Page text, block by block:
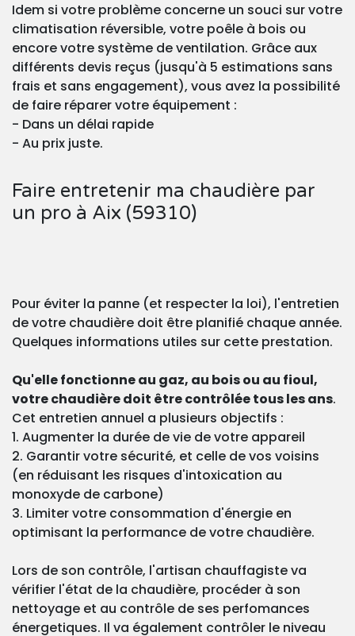
Idem si votre problème concerne un souci sur votre
climatisation réversible, votre poêle à bois ou
encore votre système de ventilation. Grâce aux
différents devis reçus (jusqu'à 5 estimations sans
frais et sans engagement), vous avez la possibilité
de faire réparer votre équipement :
- Dans un délai rapide
- Au prix juste.
Faire entretenir ma chaudière par
un pro à Aix (59310)
Pour éviter la panne (et respecter la loi), l'entretien
de votre chaudière doit être planifié chaque année.
Quelques informations utiles sur cette prestation.
Qu'elle fonctionne au gaz, au bois ou au fioul,
votre chaudière doit être contrôlée tous les ans.
Cet entretien annuel a plusieurs objectifs :
1. Augmenter la durée de vie de votre appareil
2. Garantir votre sécurité, et celle de vos voisins
(en réduisant les risques d'intoxication au
monoxyde de carbone)
3. Limiter votre consommation d'énergie en
optimisant la performance de votre chaudière.
Lors de son contrôle, l'artisan chauffagiste va
vérifier l'état de la chaudière, procéder à son
nettoyage et au contrôle de ses perfomances
énergetiques. Il va également contrôler le niveau